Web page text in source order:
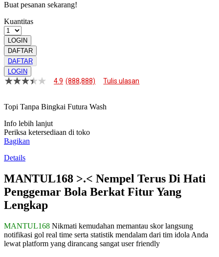
Buat pesanan sekarang!
Kuantitas
LOGIN
DAFTAR
DAFTAR
LOGIN
4.9
bintang,
rating
rata-
rata.
Read
13
Reviews.
halaman
yang
sama.
4.9 (888,888) Tulis ulasan
Topi Tanpa Bingkai Futura Wash
Info lebih lanjut
Periksa ketersediaan di toko
Bagikan
Details
MANTUL168 >.< Nempel Terus Di Hati
Penggemar Bola Berkat Fitur Yang
Lengkap
MANTUL168 Nikmati kemudahan memantau skor langsung
notifikasi gol real time serta statistik mendalam dari tim idola Anda
lewat platform yang dirancang sangat user friendly